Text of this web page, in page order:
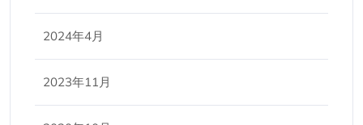
2024年4月
2023年11月